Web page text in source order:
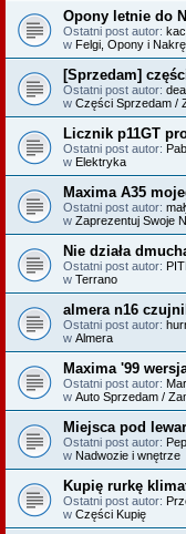
Opony letnie do
Ostatni post autor:
w Felgi, Opony i
[Sprzedam]
Ostatni post autor:
w Części Sprzedam /
Licznik p11GT
Ostatni post autor:
w Elektryka
Maxima A35
Ostatni post autor:
w Zaprezentuj Swoje
Nie działa
Ostatni post autor:
w Terrano
almera n16
Ostatni post autor:
w Almera
Maxima '99
Ostatni post autor:
w Auto Sprzedam /
Miejsca pod
Ostatni post autor:
w Nadwozie i wnętrze
Kupię rurkę
Ostatni post autor:
w Części Kupię